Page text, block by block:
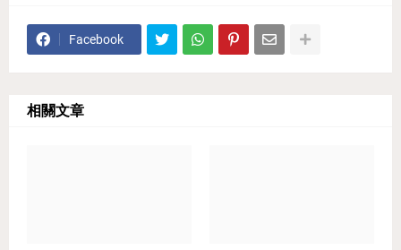
Facebook
相關文章